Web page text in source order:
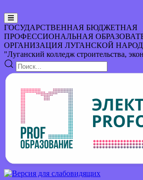
ГОСУДАРСТВЕННАЯ БЮДЖЕТНАЯ
ПРОФЕССИОНАЛЬНАЯ
ОРГАНИЗАЦИЯ ЛУГАНСКОЙ
"Луганский колледж строительства,